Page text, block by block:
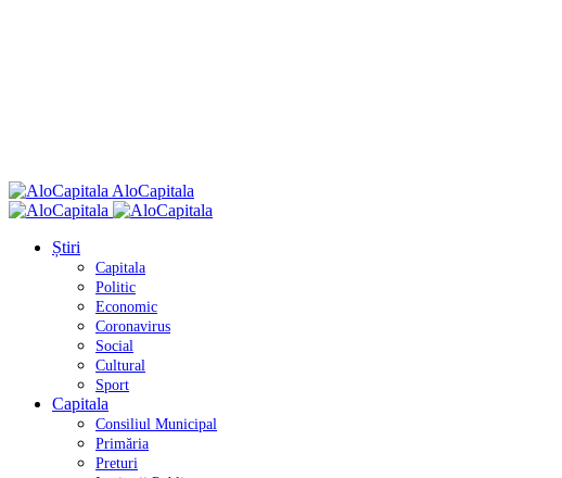
AloCapitala
Știri
Capitala
Politic
Economic
Coronavirus
Social
Cultural
Sport
Capitala
Consiliul Municipal
Primăria
Preturi